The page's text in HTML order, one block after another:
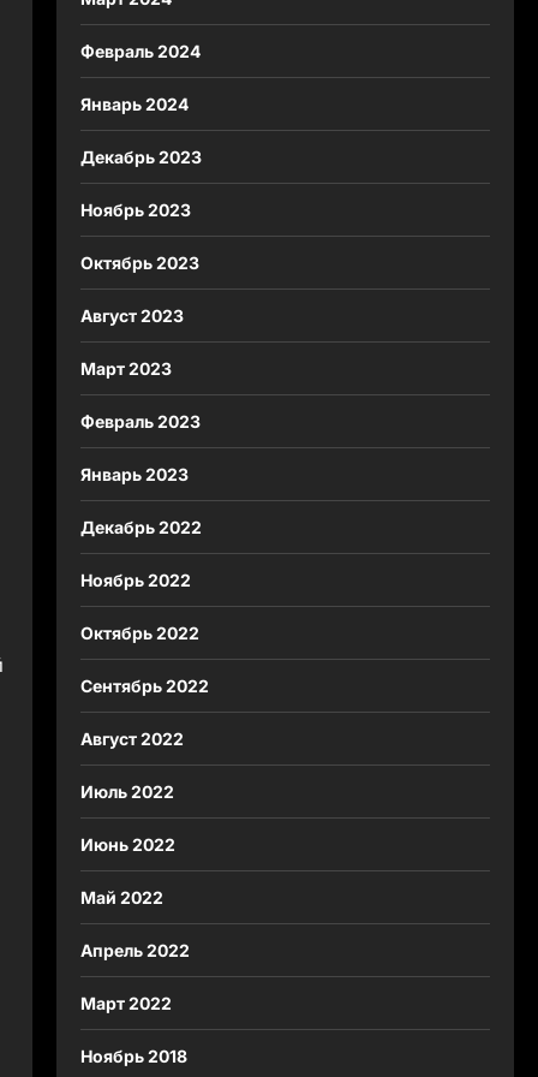
Февраль 2024
Январь 2024
Декабрь 2023
Ноябрь 2023
Октябрь 2023
Август 2023
Март 2023
Февраль 2023
Январь 2023
Декабрь 2022
Ноябрь 2022
Октябрь 2022
Сентябрь 2022
Август 2022
Июль 2022
Июнь 2022
Май 2022
Апрель 2022
Март 2022
Ноябрь 2018